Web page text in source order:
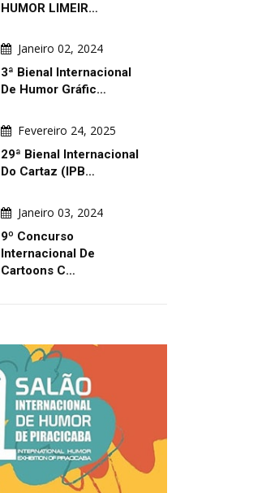
HUMOR LIMEIR…
Janeiro 02, 2024
3ª Bienal Internacional
De Humor Gráfic…
Fevereiro 24, 2025
29ª Bienal Internacional
Do Cartaz (IPB…
Janeiro 03, 2024
9º Concurso
Internacional De
Cartoons C…